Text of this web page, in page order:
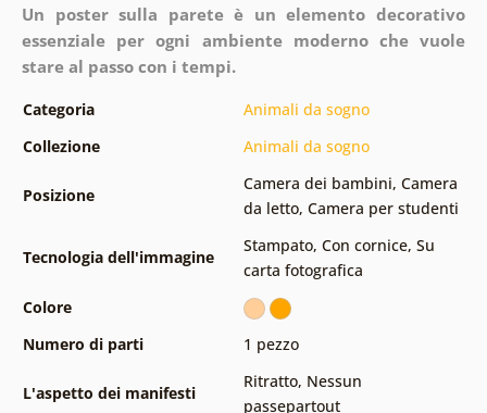
Un poster sulla parete è un elemento decorativo
essenziale per ogni ambiente moderno che vuole
stare al passo con i tempi.
Categoria
Animali da sogno
Collezione
Animali da sogno
Posizione
Camera dei bambini, Camera
da letto, Camera per studenti
Tecnologia dell'immagine
Stampato, Con cornice, Su
carta fotografica
Colore
Numero di parti
1 pezzo
L'aspetto dei manifesti
Ritratto, Nessun
passepartout